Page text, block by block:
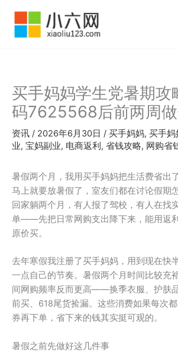
买手妈妈学生党暑期攻
码7625568后前两周
资讯 / 2026年6月30日 / 买手妈妈, 买手妈
业, 宝妈副业, 电商返利 , 省钱攻略, 网购省
暑假两个月，我用买手妈妈把生活费省出
马上就要放暑假了，室友们都在讨论假期
回家躺两个月，有人报了驾校，有人在找
单——先把日常网购支出降下来，能用返
原价买。
去年寒假我注册了买手妈妈，用到现在快
一点自己的节奏。暑假两个月时间比较充
间网购频率反而更高——换季衣服、护肤
前买、618尾货捡漏。这些消费如果每次
券再下单，省下来的钱其实挺可观的。
暑假之前先做好这几件事